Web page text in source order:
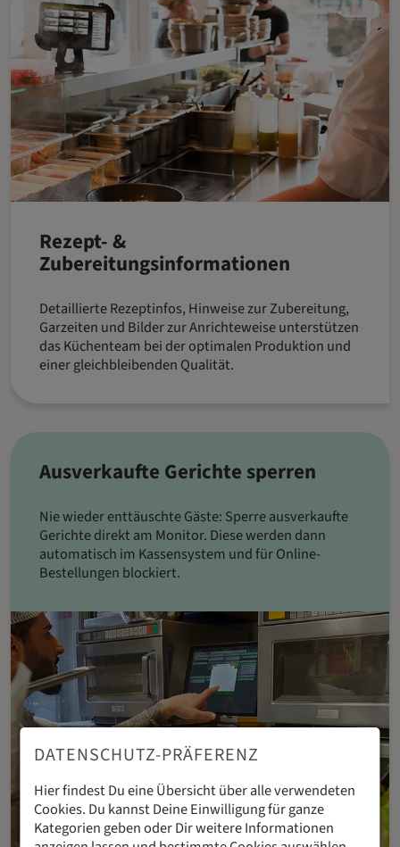
Rezept- &
Zubereitungsinformationen
Detaillierte Rezeptinfos, Hinweise zur Zubereitung,
Garzeiten und Bilder zur Anrichteweise unterstützen
das Küchenteam bei der optimalen Produktion und
einer gleichbleibenden Qualität.
Ausverkaufte Gerichte sperren
Nie wieder enttäuschte Gäste: Sperre ausverkaufte
Gerichte direkt am Monitor. Diese werden dann
automatisch im Kassensystem und für Online-
Bestellungen blockiert.
DATENSCHUTZ-PRÄFERENZ
Hier findest Du eine Übersicht über alle verwendeten
Cookies. Du kannst Deine Einwilligung für ganze
Kategorien geben oder Dir weitere Informationen